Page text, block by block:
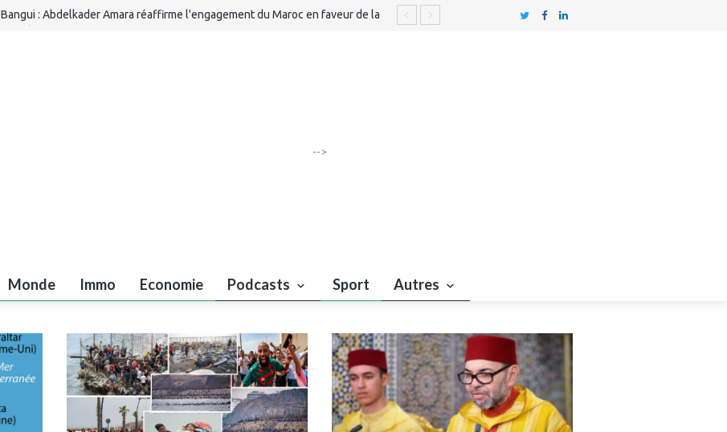
Bangui : Abdelkader Amara réaffirme l'engagement du Maroc en faveur de la
-->
Monde Immo Economie Podcasts Sport Autres